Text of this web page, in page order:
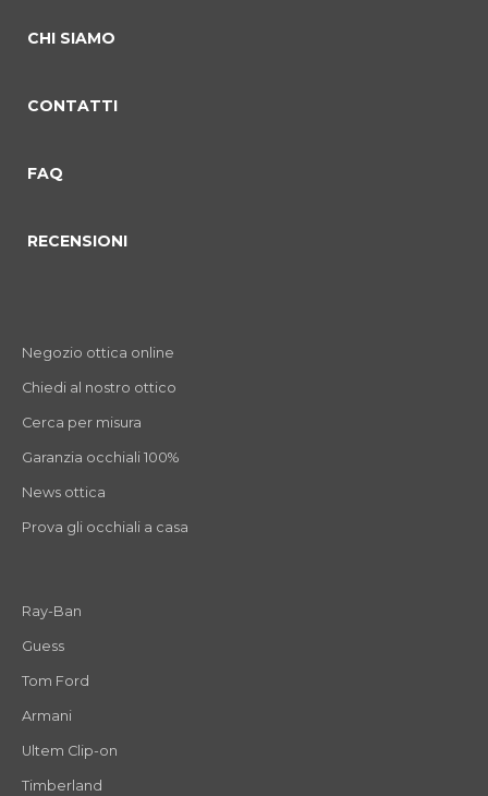
CHI SIAMO
CONTATTI
FAQ
RECENSIONI
Negozio ottica online
Chiedi al nostro ottico
Cerca per misura
Garanzia occhiali 100%
News ottica
Prova gli occhiali a casa
Ray-Ban
Guess
Tom Ford
Armani
Ultem Clip-on
Timberland